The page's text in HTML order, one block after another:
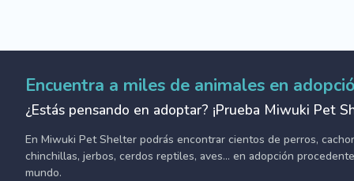
Encuentra a miles de animales en
¿Estás pensando en adoptar? ¡Prueba Miwuki Pet
En Miwuki Pet Shelter podrás encontrar cientos de perros,
chinchillas, jerbos, cerdos reptiles, aves... en adopción
mundo.